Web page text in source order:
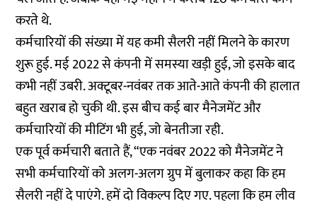
करते थे.
कर्मचारियों की संख्या में यह कमी सैलरी नहीं मिलने के कारण
शुरू हुई. मई 2022 से कंपनी में समस्या खड़ी हुई, जो इसके बाद
कभी नहीं उबरी. अक्टूबर-नवंबर तक आते-आते कंपनी की हालात
बहुत खराब हो चुकी थी. इस बीच कई बार मैनेजमेंट और
कर्मचारियों की मीटिंग भी हुई, जो बेनतीजा रही.
एक पूर्व कर्मचारी बताते हैं, “एक नवंबर 2022 को मैनेजमेंट ने
सभी कर्मचारियों को अलग-अलग ग्रुप में बुलाकर कहा कि हम
सैलरी नहीं दे पाएंगे. हमें दो विकल्प दिए गए. पहला कि हम लीव